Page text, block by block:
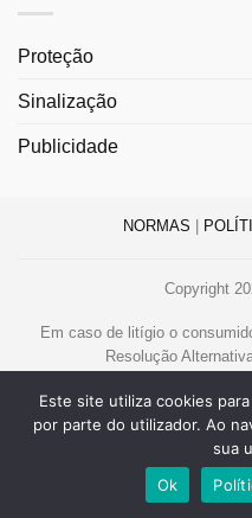
Proteção
Sinalização
Publicidade
NORMAS
Copyright
Em caso de litígio o
Resolução
Mais informações em Portal
Livro de
Este site utiliza cookies
por parte do utilizador. Ao
sua
Ok